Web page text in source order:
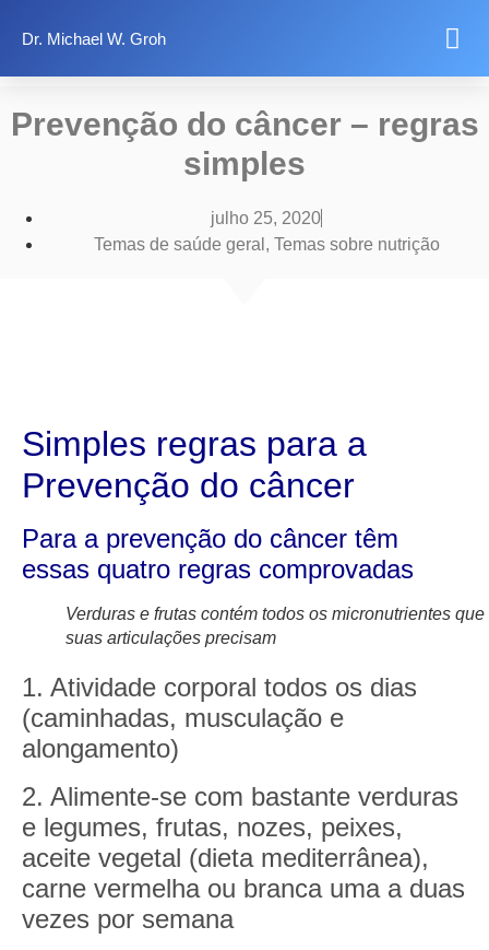
Dr. Michael W. Groh
Prevenção do câncer – regras
simples
julho 25, 2020
Temas de saúde geral​ , Temas sobre nutrição​
Simples regras para a
Prevenção do câncer
Para a prevenção do câncer têm
essas quatro regras comprovadas
Verduras e frutas contém todos os micronutrientes que
suas articulações precisam
1. Atividade corporal todos os dias
(caminhadas, musculação e
alongamento)
2. Alimente-se com bastante verduras
e legumes, frutas, nozes, peixes,
aceite vegetal (dieta mediterrânea),
carne vermelha ou branca uma a duas
vezes por semana